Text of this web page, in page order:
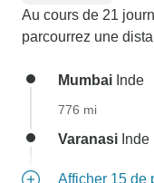
Au cours de 21
parcourrez une
Mumbai Inde
776 mi
Varanasi Inde
Afficher 15 de